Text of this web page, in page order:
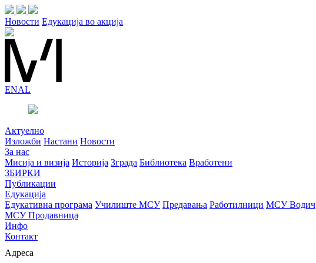
Новости Едукација во акција
ENAL
Актуелно
Изложби Настани Новости
За нас
Мисија и визија Историја Зграда Библиотека Вработени
ЗБИРКИ
Публикации
Едукација
Едукативна програма Училиште МСУ Предавања Работилници МСУ Водич
МСУ Продавница
Инфо
Контакт
Адреса